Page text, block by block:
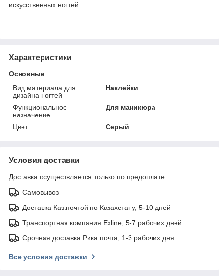
искусственных ногтей.
Характеристики
Основные
Вид материала для
дизайна ногтей
Наклейки
Функциональное
назначение
Для маникюра
Цвет Серый
Условия доставки
Доставка осуществляется только по предоплате.
Самовывоз
Доставка Каз.почтой по Казахстану, 5-10 дней
Транспортная компания Exline, 5-7 рабочих дней
Срочная доставка Рика почта, 1-3 рабочих дня
Все условия доставки